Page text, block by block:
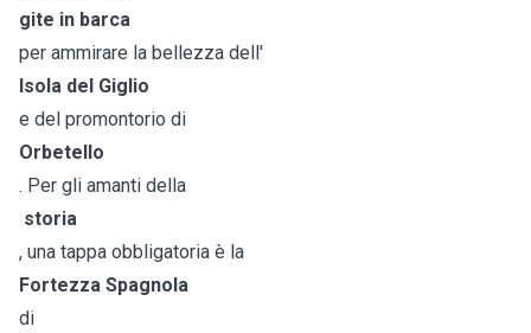
gite in barca
per ammirare la bellezza dell'
Isola del Giglio
e del promontorio di
Orbetello
. Per gli amanti della
storia
, una tappa obbligatoria è la
Fortezza Spagnola
di